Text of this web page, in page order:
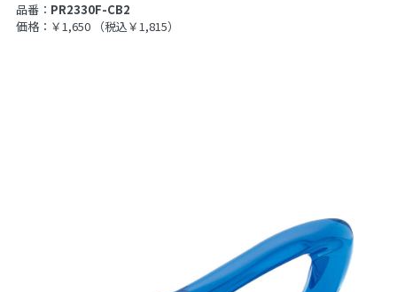
品番： PR2330F-CB2
価格：￥1,650
（税込￥1,815）